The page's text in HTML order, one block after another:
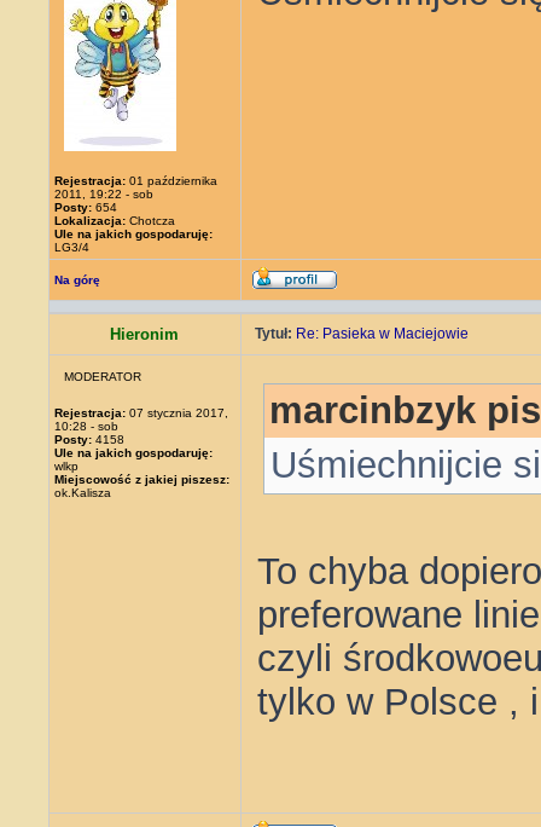
Rejestracja: 01 października
2011, 19:22 - sob
Posty: 654
Lokalizacja: Chotcza
Ule na jakich gospodaruję:
LG3/4
Na górę
Hieronim Tytuł: Re: Pasieka w Maciejowie
MODERATOR
Rejestracja: 07 stycznia 2017,
10:28 - sob
Posty: 4158
Ule na jakich gospodaruję:
wlkp
Miejscowość z jakiej piszesz:
ok.Kalisza
marcinbzyk
Uśmiechnijcie
To chyba
preferowane
czyli
tylko w Polsce ,